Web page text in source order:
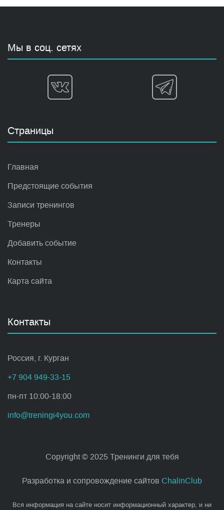
Мы в соц. сетях
Страницы
Главная
Предстоящие события
Записи тренингов
Тренеры
Добавить событие
Контакты
Карта сайта
Контакты
Россия, г. Курган
+7 904 949-33-15
пн-пт 10:00-18:00
info@treningi4you.com
Copyright © 2025 Тренинги для тебя
Разработка и сопровождение сайтов ChalinClub
Вся информация на сайте носит информационный характер, и ни